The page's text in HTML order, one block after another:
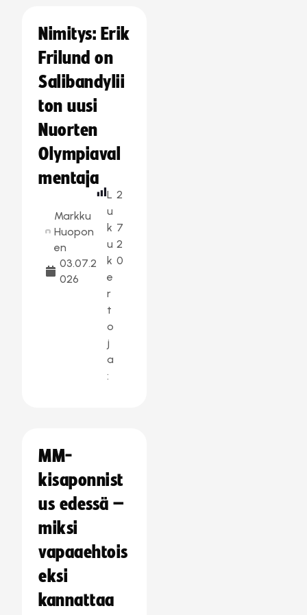
Nimitys: Erik
Frilund on
Salibandylii
ton uusi
Nuorten
Olympiaval
mentaja
Markku
Huopon
en
03.07.2
026
L
u
k
u
k
e
r
t
o
j
a
:
2
7
2
0
MM-
kisaponnist
us edessä –
miksi
vapaaehtois
eksi
kannattaa